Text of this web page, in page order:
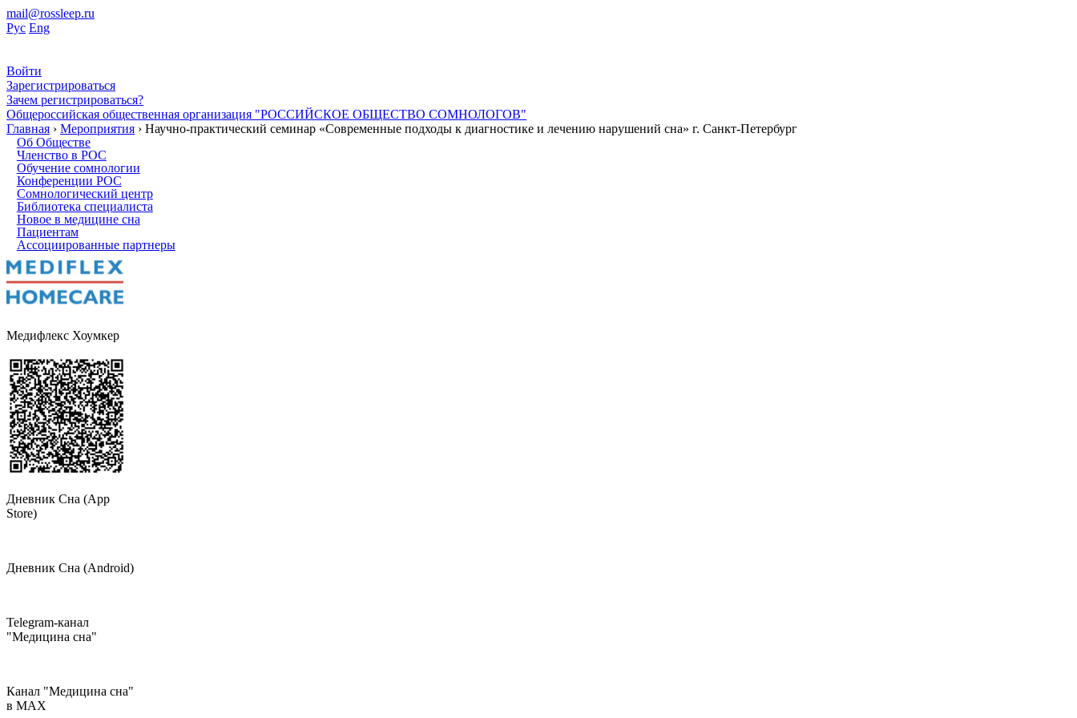
mail@rossleep.ru
Рус Eng
Войти
Зарегистрироваться
Зачем регистрироваться?
Общероссийская общественная организация "РОССИЙСКОЕ ОБЩЕСТВО СОМНОЛОГОВ"
Главная › Мероприятия › Научно-практический семинар «Современные подходы к диагностике и лечению нарушений сна» г. Санкт-Петербург
Об Обществе
Членство в РОС
Обучение сомнологии
Конференции РОС
Сомнологический центр
Библиотека специалиста
Новое в медицине сна
Пациентам
Ассоциированные партнеры
Медифлекс Хоумкер
Дневник Сна (App
Store)
Дневник Сна (Android)
Telegram-канал
"Медицина сна"
Канал "Медицина сна"
в МAX